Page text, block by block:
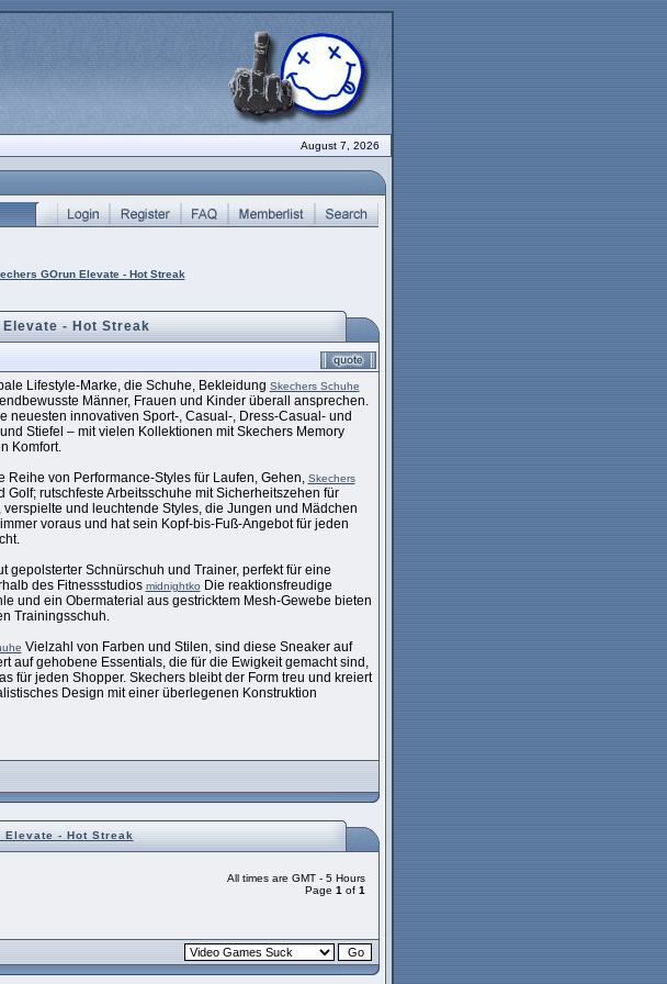
August 7, 2026
GOrun Elevate - Hot Streak
- Hot Streak
Lifestyle-Marke, die Schuhe, Bekleidung Skechers Schuhe
Männer, Frauen und Kinder überall ansprechen.
neuesten innovativen Sport-, Casual-, Dress-Casual- und
Stiefel – mit vielen Kollektionen mit Skechers Memory
Komfort.
Reihe von Performance-Styles für Laufen, Gehen, Skechers
Golf; rutschfeste Arbeitsschuhe mit Sicherheitszehen für
und leuchtende Styles, die Jungen und Mädchen
voraus und hat sein Kopf-bis-Fuß-Angebot für jeden
gepolsterter Schnürschuh und Trainer, perfekt für eine
des Fitnessstudios midnightko Die reaktionsfreudige
und ein Obermaterial aus gestricktem Mesh-Gewebe bieten
Trainingsschuh.
Vielzahl von Farben und Stilen, sind diese Sneaker auf
auf gehobene Essentials, die für die Ewigkeit gemacht sind,
für jeden Shopper. Skechers bleibt der Form treu und kreiert
Design mit einer überlegenen Konstruktion
Elevate - Hot Streak
All times are GMT - 5 Hours
Page 1 of 1